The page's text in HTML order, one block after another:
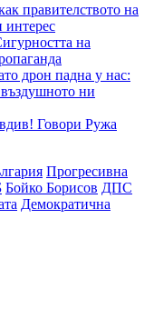
правителството на
на
дрон падна у нас:
ни
Говори Ружа
Прогресивна
Бойко Борисов ДПС
Демократична